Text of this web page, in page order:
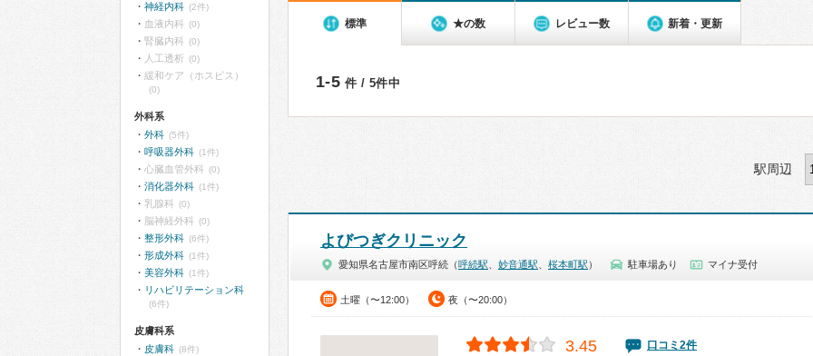
標準 ★の数 レビュー数 新着・更新
1-5 件 / 5件中
駅周辺
よびつぎクリニック
愛知県名古屋市南区呼続（呼続駅 妙音通駅 桜本町駅 ） 駐車場あり マイナ受付
土曜（〜12:00） 夜（〜20:00）
3.45 口コミ2件
神経内科 (2件)
血液内科 (0)
腎臓内科 (0)
人工透析 (0)
緩和ケア（ホスピス）
(0)
外科系
外科 (5件)
呼吸器外科 (1件)
心臓血管外科 (0)
消化器外科 (1件)
乳腺科 (0)
脳神経外科 (0)
整形外科 (6件)
形成外科 (1件)
美容外科 (1件)
リハビリテーション科
(6件)
皮膚科系
皮膚科 (8件)